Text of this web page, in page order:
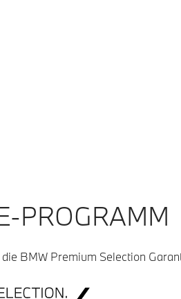
PROGRAMM
BMW Premium Selection